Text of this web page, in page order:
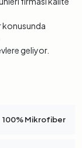
konusunda
geliyor.
100% Mikrofiber